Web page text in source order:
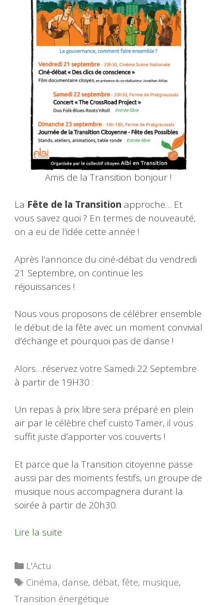
Amis de la Transition bonjour !
La Fête de la Transition approche… Et
vous savez quoi ? En termes de nouveauté,
on a eu de l’idée cette année !
Après l’annonce du ciné-débat du vendredi
21 Septembre, on continue les
réjouissances !
Nous vous proposons de célébrer ensemble
le début de la fête avec un moment convivial
d’échange et pourquoi pas de danse !
Alors…réservez votre Samedi 22 Septembre
à partir de 19H30 :
Un repas à prix libre sera préparé en plein
air par le célèbre chef cuisto Tamer, il vous
suffit juste d’apporter vos couverts !
Et parce que la Transition citoyenne passe
aussi par des moments festifs, un groupe de
musique nous accompagnera durant la
soirée à partir de 20h30.
Lire la suite
Catégories
L'Actu
Étiquettes
Cinéma, danse, débat,fête, musique,
Transition énergétique